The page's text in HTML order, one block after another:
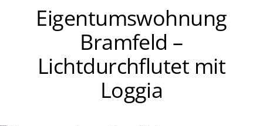
Immobilienmakler
in
Hamburg
Eigentumswohnung
Bramfeld –
Lichtdurchflutet mit
Loggia